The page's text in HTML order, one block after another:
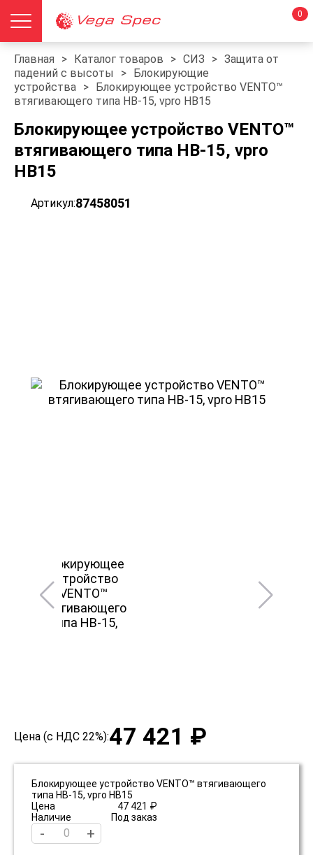
0
Главная > Каталог товаров > СИЗ > Защита от
падений с высоты
> Блокирующие
устройства > Блокирующее устройство VENTO™
втягивающего типа НВ-15, vpro HB15
Блокирующее устройство VENTO™
втягивающего типа НВ-15, vpro
HB15
Артикул:87458051
Цена (с НДС 22%):47 421 ₽
Блокирующее устройство VENTO™ втягивающего
типа НВ-15, vpro HB15
Цена
47 421 ₽
Наличие
Под заказ
- +